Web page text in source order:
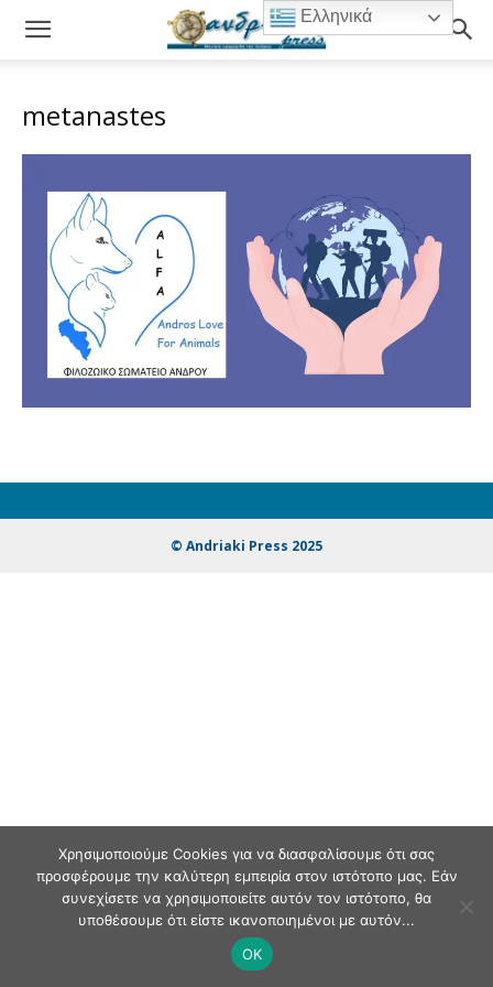
metanastes
© Andriaki Press 2025
Ελληνικά
Χρησιμοποιούμε Cookies για να διασφαλίσουμε ότι σας
προσφέρουμε την καλύτερη εμπειρία στον ιστότοπο μας. Εάν
συνεχίσετε να χρησιμοποιείτε αυτόν τον ιστότοπο, θα
υποθέσουμε ότι είστε ικανοποιημένοι με αυτόν...
OK